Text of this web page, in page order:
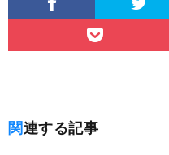
関連する記事